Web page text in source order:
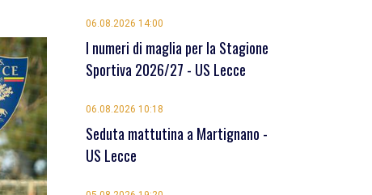
06.08.2026 14:00
I numeri di maglia per la Stagione
Sportiva 2026/27 - US Lecce
06.08.2026 10:18
Seduta mattutina a Martignano -
US Lecce